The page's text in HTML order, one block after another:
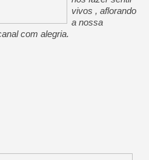
vivos , aflorando
a nossa
com alegria.